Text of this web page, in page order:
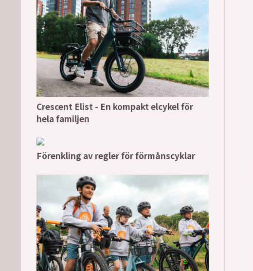
Crescent Elist - En kompakt elcykel för
hela familjen
Förenkling av regler för förmånscyklar